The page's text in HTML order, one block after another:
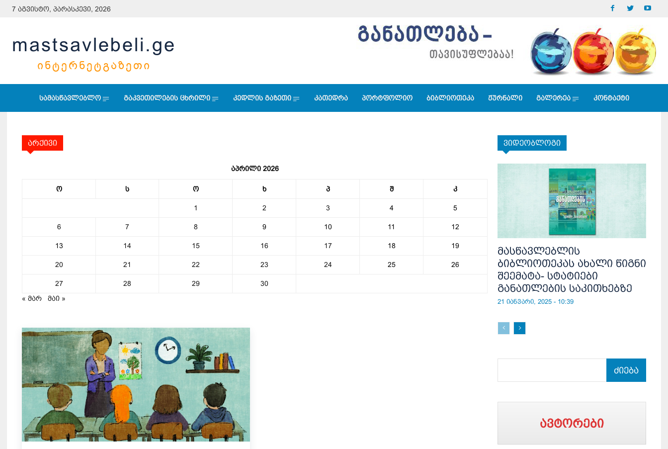
7 აგვისტო, პარასკევი, 2026
mastsavlebeli.ge
ᲘᲜᲢᲔᲠᲜᲔᲢᲒᲐᲖᲔᲗᲘ
სამასწავლებლო გაკვეთილების ცხრილი კედლის გაზეთი კათედრა პორტფოლიო ბიბლიოთეკა ჟურნალი გალერეა კონტაქტი
არქივი
აპრილი 2026
ო ს ო ხ პ შ კ
1 2 3 4 5
6 7 8 9 10 11 12
13 14 15 16 17 18 19
20 21 22 23 24 25 26
27 28 29
30
« მარ
მაი »
ვიდეობლოგი
მასწავლებლის
ბიბლიოთეკას ახალი წიგნი
შეემატა- სტატიები
განათლების საკითხებზე
21 იანვარი, 2025 - 10:39
ძიება
ავტორები